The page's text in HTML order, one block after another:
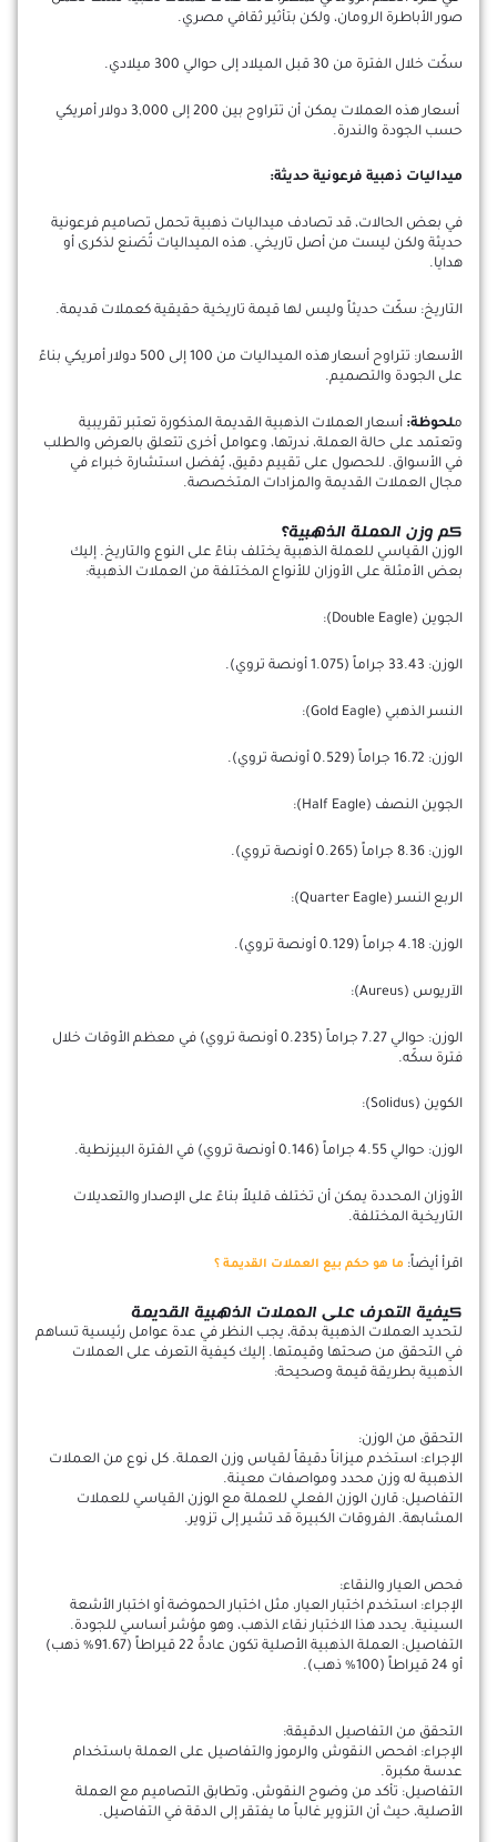
صور الأباطرة الرومان، ولكن بتأثير ثقافي مصري.
سكّت خلال الفترة من 30 قبل الميلاد إلى حوالي 300 ميلادي.
أسعار هذه العملات يمكن أن تتراوح بين 200 إلى 3,000 دولار أمريكي
حسب الجودة والندرة.
ميداليات ذهبية فرعونية حديثة:
في بعض الحالات، قد تصادف ميداليات ذهبية تحمل تصاميم فرعونية
حديثة ولكن ليست من أصل تاريخي. هذه الميداليات تُصَنع لذكرى أو
هدايا.
التاريخ: سكّت حديثاً وليس لها قيمة تاريخية حقيقية كعملات قديمة.
الأسعار: تتراوح أسعار هذه الميداليات من 100 إلى 500 دولار أمريكي بناءً
على الجودة والتصميم.
ملحوظة: أسعار العملات الذهبية القديمة المذكورة تعتبر تقريبية
وتعتمد على حالة العملة، ندرتها، وعوامل أخرى تتعلق بالعرض والطلب
في الأسواق. للحصول على تقييم دقيق، يُفضل استشارة خبراء في
مجال العملات القديمة والمزادات المتخصصة.
كم وزن العملة الذهبية؟
الوزن القياسي للعملة الذهبية يختلف بناءً على النوع والتاريخ. إليك
بعض الأمثلة على الأوزان للأنواع المختلفة من العملات الذهبية:
الجوين (Double Eagle):
الوزن: 33.43 جراماً (1.075 أونصة تروي).
النسر الذهبي (Gold Eagle):
الوزن: 16.72 جراماً (0.529 أونصة تروي).
الجوين النصف (Half Eagle):
الوزن: 8.36 جراماً (0.265 أونصة تروي).
الربع النسر (Quarter Eagle):
الوزن: 4.18 جراماً (0.129 أونصة تروي).
الآريوس (Aureus):
الوزن: حوالي 7.27 جراماً (0.235 أونصة تروي) في معظم الأوقات خلال
فترة سكّه.
الكوين (Solidus):
الوزن: حوالي 4.55 جراماً (0.146 أونصة تروي) في الفترة البيزنطية.
الأوزان المحددة يمكن أن تختلف قليلاً بناءً على الإصدار والتعديلات
التاريخية المختلفة.
اقرأ أيضاً: ما هو حكم بيع العملات القديمة ؟
كيفية التعرف على العملات الذهبية القديمة
لتحديد العملات الذهبية بدقة، يجب النظر في عدة عوامل رئيسية تساهم
في التحقق من صحتها وقيمتها. إليك كيفية التعرف على العملات
الذهبية بطريقة قيمة وصحيحة:
التحقق من الوزن:
الإجراء: استخدم ميزاناً دقيقاً لقياس وزن العملة. كل نوع من العملات
الذهبية له وزن محدد ومواصفات معينة.
التفاصيل: قارن الوزن الفعلي للعملة مع الوزن القياسي للعملات
المشابهة. الفروقات الكبيرة قد تشير إلى تزوير.
فحص العيار والنقاء:
الإجراء: استخدم اختبار العيار، مثل اختبار الحموضة أو اختبار الأشعة
السينية. يحدد هذا الاختبار نقاء الذهب، وهو مؤشر أساسي للجودة.
التفاصيل: العملة الذهبية الأصلية تكون عادةً 22 قيراطاً (91.67% ذهب)
أو 24 قيراطاً (100% ذهب).
التحقق من التفاصيل الدقيقة:
الإجراء: افحص النقوش والرموز والتفاصيل على العملة باستخدام
عدسة مكبرة.
التفاصيل: تأكد من وضوح النقوش، وتطابق التصاميم مع العملة
الأصلية، حيث أن التزوير غالباً ما يفتقر إلى الدقة في التفاصيل.